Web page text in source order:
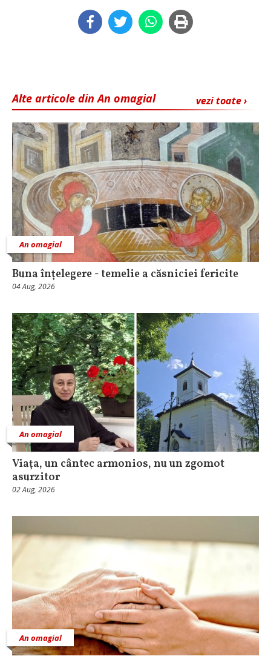
vezi toate ›
Alte articole din An omagial
An omagial
Buna înțelegere - temelie a căsniciei fericite
04 Aug, 2026
An omagial
Viaţa, un cântec armonios, nu un zgomot
asurzitor
02 Aug, 2026
An omagial